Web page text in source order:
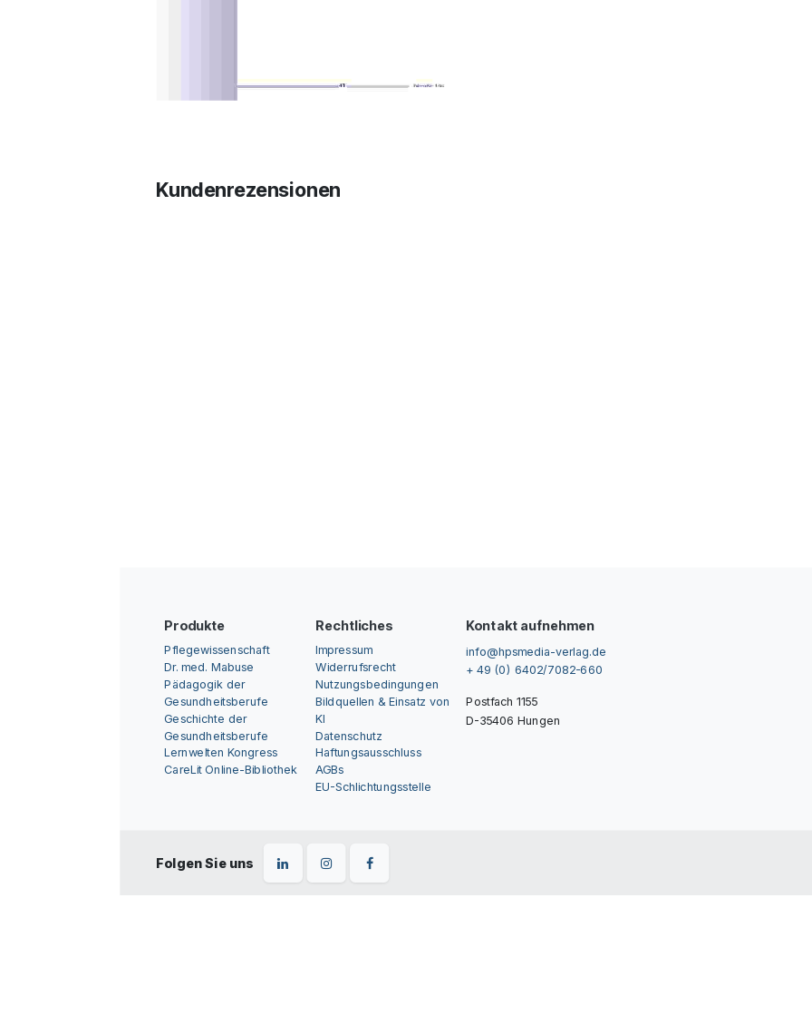
Kundenrezensionen
Produkte
Pflegewissenschaft
Dr. med. Mabuse
Pädagogik der
Gesundheitsberufe
Geschichte der
Gesundheitsberufe
Lernwelten Kongress
CareLit Online-Bibliothek
Rechtliches
Impressum
Widerrufsrecht
Nutzungsbedingungen
Bildquellen & Einsatz von
KI
Datenschutz
Haftungsausschluss
AGBs
EU-Schlichtungsstelle
Kontakt aufnehmen
info@hpsmedia-verlag.de
+ 49 (0) 6402/7082-660
Postfach 1155
D-35406 Hungen
Folgen Sie uns